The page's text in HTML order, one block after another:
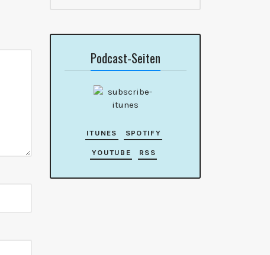
Podcast-Seiten
ITUNES SPOTIFY
YOUTUBE RSS